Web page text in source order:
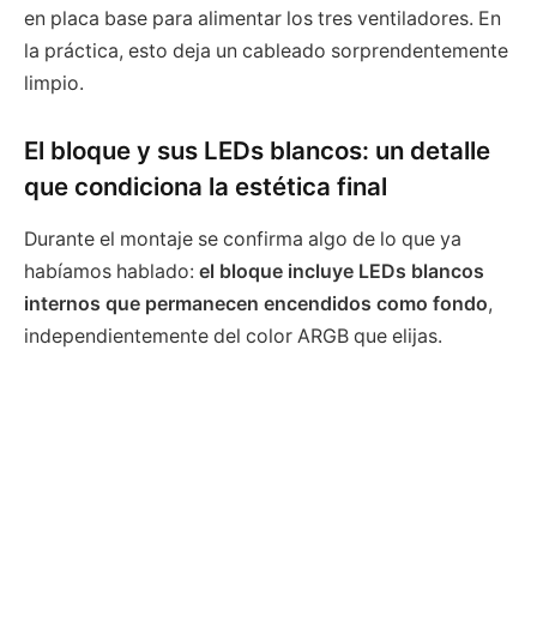
en placa base para alimentar los tres ventiladores. En
la práctica, esto deja un cableado sorprendentemente
limpio.
El bloque y sus LEDs blancos: un detalle
que condiciona la estética final
Durante el montaje se confirma algo de lo que ya
habíamos hablado: el bloque incluye LEDs blancos
internos que permanecen encendidos como fondo,
independientemente del color ARGB que elijas.